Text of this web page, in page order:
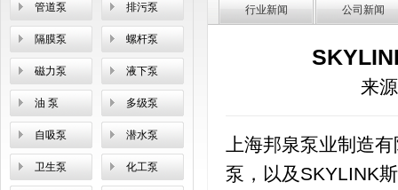
管道泵 排污泵
隔膜泵 螺杆泵
磁力泵 液下泵
油 泵 多级泵
自吸泵 潜水泵
卫生泵 化工泵
行业新闻 公司新闻
来
上海邦泉泵业制造
泵，以及SKYLINK